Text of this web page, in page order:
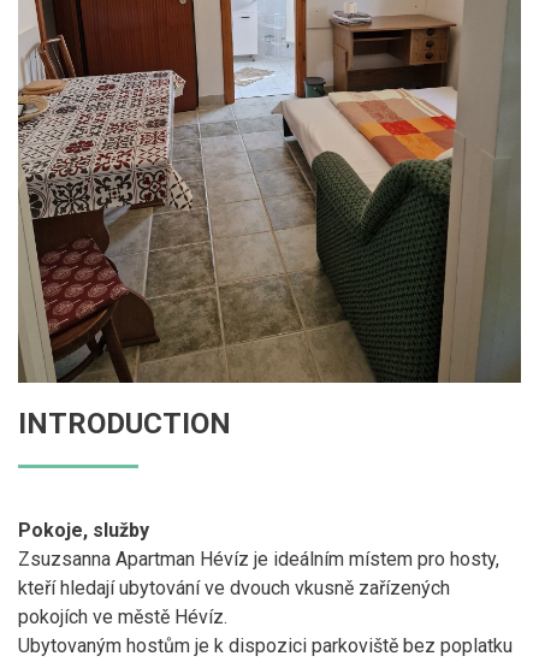
INTRODUCTION
Pokoje, služby
Zsuzsanna Apartman Hévíz je ideálním místem pro hosty,
kteří hledají ubytování ve dvouch vkusně zařízených
pokojích ve městě Hévíz.
Ubytovaným hostům je k dispozici parkoviště bez poplatku